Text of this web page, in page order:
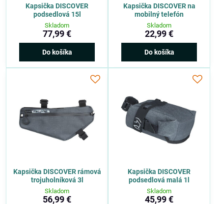
Kapsička DISCOVER
podsedlová 15l
Skladom
77,99 €
Do košíka
Kapsička DISCOVER na
mobilný telefón
Skladom
22,99 €
Do košíka
Kapsička DISCOVER rámová
trojuholníková 3l
Skladom
56,99 €
Kapsička DISCOVER
podsedlová malá 1l
Skladom
45,99 €